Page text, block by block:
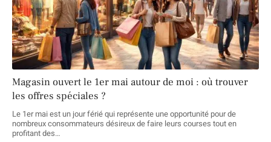
Magasin ouvert le 1er mai autour de moi : où trouver
les offres spéciales ?
Le 1er mai est un jour férié qui représente une opportunité pour de
nombreux consommateurs désireux de faire leurs courses tout en
profitant des…